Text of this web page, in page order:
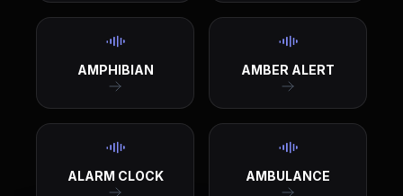
AMPHIBIAN AMBER ALERT
ALARM CLOCK AMBULANCE